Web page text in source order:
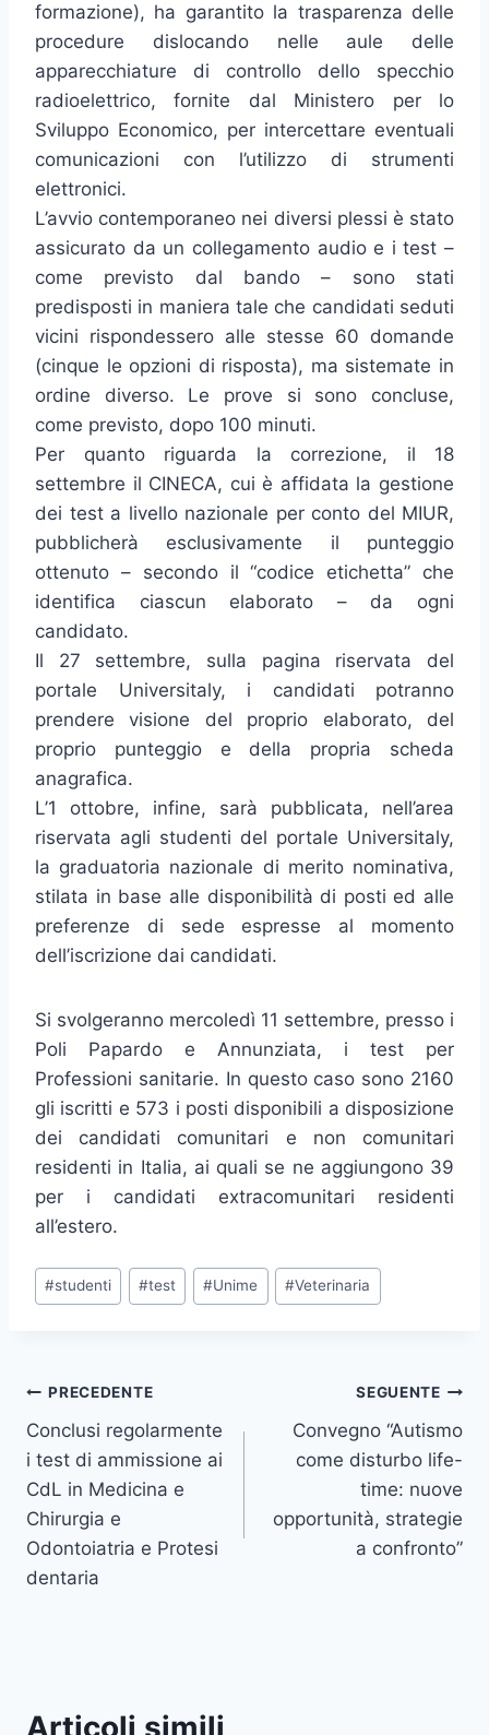
formazione), ha garantito la trasparenza delle
procedure dislocando nelle aule delle
apparecchiature di controllo dello specchio
radioelettrico, fornite dal Ministero per lo
Sviluppo Economico, per intercettare eventuali
comunicazioni con l’utilizzo di strumenti
elettronici.
L’avvio contemporaneo nei diversi plessi è stato
assicurato da un collegamento audio e i test –
come previsto dal bando – sono stati
predisposti in maniera tale che candidati seduti
vicini rispondessero alle stesse 60 domande
(cinque le opzioni di risposta), ma sistemate in
ordine diverso. Le prove si sono concluse,
come previsto, dopo 100 minuti.
Per quanto riguarda la correzione, il 18
settembre il CINECA, cui è affidata la gestione
dei test a livello nazionale per conto del MIUR,
pubblicherà esclusivamente il punteggio
ottenuto – secondo il “codice etichetta” che
identifica ciascun elaborato – da ogni
candidato.
Il 27 settembre, sulla pagina riservata del
portale Universitaly, i candidati potranno
prendere visione del proprio elaborato, del
proprio punteggio e della propria scheda
anagrafica.
L’1 ottobre, infine, sarà pubblicata, nell’area
riservata agli studenti del portale Universitaly,
la graduatoria nazionale di merito nominativa,
stilata in base alle disponibilità di posti ed alle
preferenze di sede espresse al momento
dell’iscrizione dai candidati.
Si svolgeranno mercoledì 11 settembre, presso i
Poli Papardo e Annunziata, i test per
Professioni sanitarie. In questo caso sono 2160
gli iscritti e 573 i posti disponibili a disposizione
dei candidati comunitari e non comunitari
residenti in Italia, ai quali se ne aggiungono 39
per i candidati extracomunitari residenti
all’estero.
Tag
articolo:
#studenti #test #Unime #Veterinaria
Navigazione
articoli
PRECEDENTE
Conclusi regolarmente
i test di ammissione ai
CdL in Medicina e
Chirurgia e
Odontoiatria e Protesi
dentaria
SEGUENTE
Convegno “Autismo
come disturbo life-
time: nuove
opportunità, strategie
a confronto”
Articoli simili